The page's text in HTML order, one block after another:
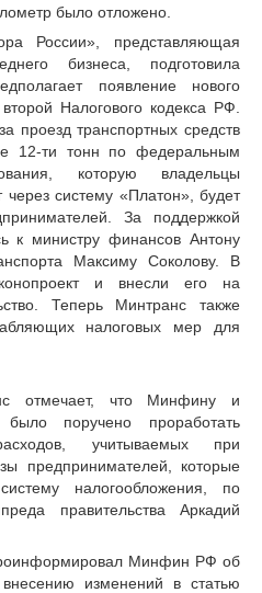
было отложено.
России», представляющая
бизнеса, подготовила
появление нового
Налогового кодекса РФ.
проезд транспортных средств
12-ти тонн по федеральным
которую владельцы
через систему «Платон», будет
За поддержкой
к министру финансов Антону
Максиму Соколову. В
и внесли его на
Теперь Минтранс также
налоговых мер для
отмечает, что Минфину и
поручено проработать
учитываемых при
предпринимателей, которые
налогообложения, по
правительства Аркадий
Минфин РФ об
изменений в статью